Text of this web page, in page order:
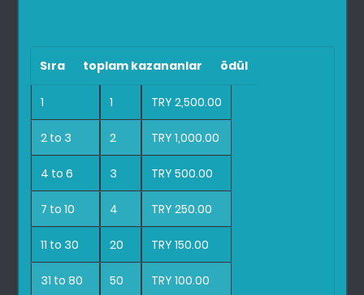
Sıra toplam kazananlar ödül
1 1 TRY 2,500.00
2 to 3 2 TRY 1,000.00
4 to 6 3 TRY 500.00
7 to 10 4 TRY 250.00
11 to 30 20 TRY 150.00
31 to 80 50 TRY 100.00